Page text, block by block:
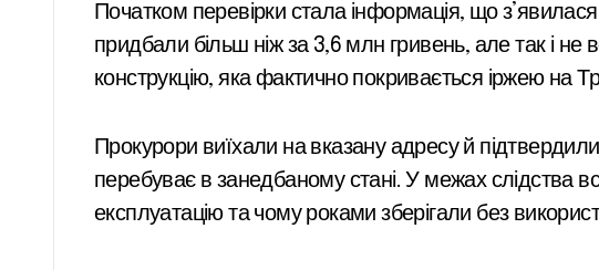
Початком перевірки стала інформація, що
придбали більш ніж за 3,6 млн гривень, але так і не
конструкцію, яка фактично покривається іржею на
Прокурори виїхали на вказану адресу й
перебуває в занедбаному стані. У межах слідства
експлуатацію та чому роками зберігали без